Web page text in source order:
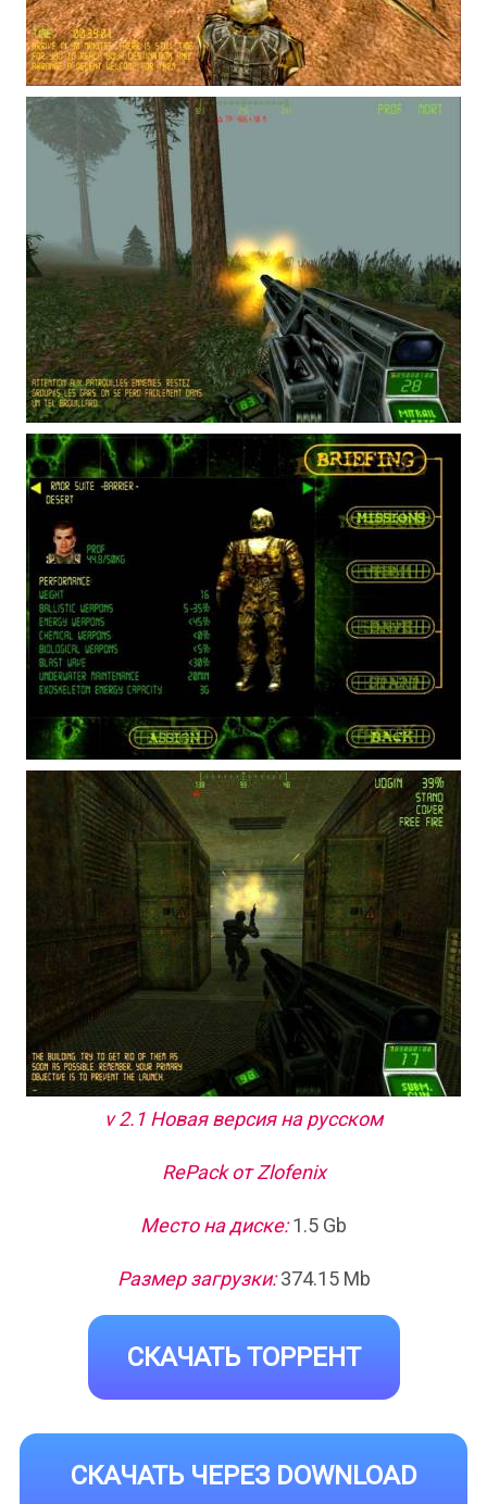
v 2.1 Новая версия на русском
RePack от Zlofenix
Место на диске:1.5 Gb
Размер загрузки:374.15 Mb
СКАЧАТЬ ТОРРЕНТ
СКАЧАТЬ ЧЕРЕЗ DOWNLOAD